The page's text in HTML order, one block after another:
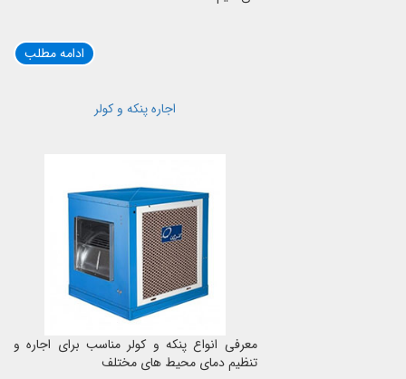
ادامه مطلب
اجاره پنکه و کولر
معرفی انواع پنکه و کولر مناسب برای اجاره و
تنظیم دمای محیط های مختلف